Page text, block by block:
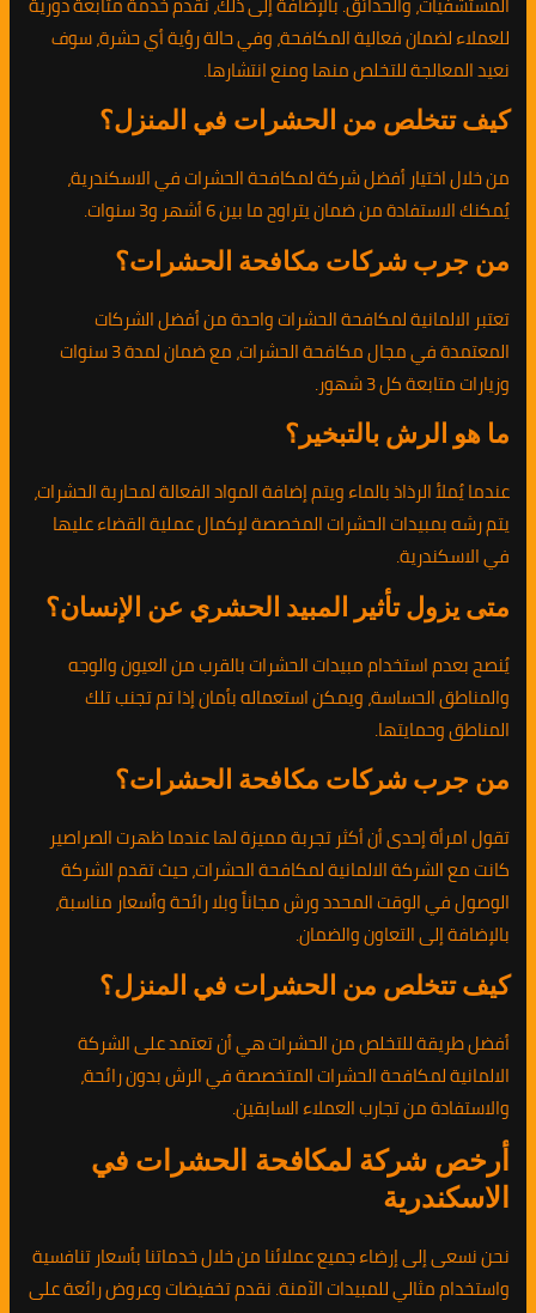
للعملاء لضمان فعالية المكافحة، وفي حالة رؤية أي حشرة، سوف
نعيد المعالجة للتخلص منها ومنع انتشارها.
كيف تتخلص من الحشرات في المنزل؟
من خلال اختيار أفضل شركة لمكافحة الحشرات في الاسكندرية،
يُمكنك الاستفادة من ضمان يتراوح ما بين 6 أشهر و3 سنوات.
من جرب شركات مكافحة الحشرات؟
تعتبر الالمانية لمكافحة الحشرات واحدة من أفضل الشركات
المعتمدة في مجال مكافحة الحشرات، مع ضمان لمدة 3 سنوات
وزيارات متابعة كل 3 شهور.
ما هو الرش بالتبخير؟
عندما يُملأ الرذاذ بالماء ويتم إضافة المواد الفعالة لمحاربة الحشرات،
يتم رشه بمبيدات الحشرات المخصصة لإكمال عملية القضاء عليها
في الاسكندرية.
متى يزول تأثير المبيد الحشري عن الإنسان؟
يُنصح بعدم استخدام مبيدات الحشرات بالقرب من العيون والوجه
والمناطق الحساسة، ويمكن استعماله بأمان إذا تم تجنب تلك
المناطق وحمايتها.
من جرب شركات مكافحة الحشرات؟
تقول امرأة إحدى أن أكثر تجربة مميزة لها عندما ظهرت الصراصير
كانت مع الشركة الالمانية لمكافحة الحشرات، حيث تقدم الشركة
الوصول في الوقت المحدد ورش مجاناً وبلا رائحة وأسعار مناسبة،
بالإضافة إلى التعاون والضمان.
كيف تتخلص من الحشرات في المنزل؟
أفضل طريقة للتخلص من الحشرات هي أن تعتمد على الشركة
الالمانية لمكافحة الحشرات المتخصصة في الرش بدون رائحة،
والاستفادة من تجارب العملاء السابقين.
أرخص شركة لمكافحة الحشرات في
الاسكندرية
نحن نسعى إلى إرضاء جميع عملائنا من خلال خدماتنا بأسعار تنافسية
واستخدام مثالي للمبيدات الآمنة. نقدم تخفيضات وعروض رائعة على